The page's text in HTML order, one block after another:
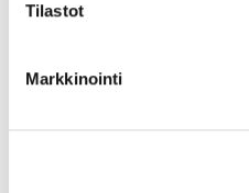
Tilastot
Markkinointi